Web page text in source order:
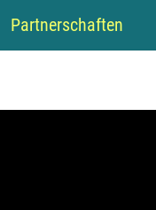
Partnerschaften